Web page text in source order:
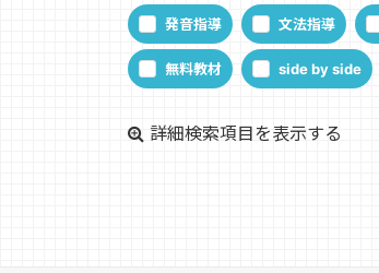
発音指導 文法指導
無料教材 side by side
詳細検索項目を表示する